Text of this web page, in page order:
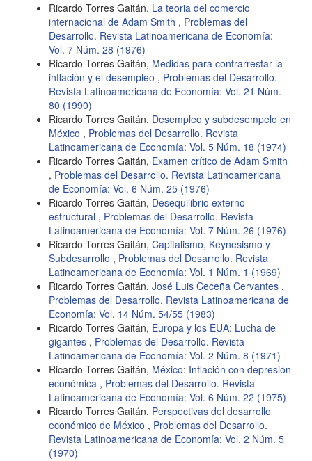
Ricardo Torres Gaitán, La teoria del comercio
internacional de Adam Smith , Problemas del
Desarrollo. Revista Latinoamericana de Economía:
Vol. 7 Núm. 28 (1976)
Ricardo Torres Gaitán, Medidas para contrarrestar la
inflación y el desempleo , Problemas del Desarrollo.
Revista Latinoamericana de Economía: Vol. 21 Núm.
80 (1990)
Ricardo Torres Gaitán, Desempleo y subdesempelo en
México , Problemas del Desarrollo. Revista
Latinoamericana de Economía: Vol. 5 Núm. 18 (1974)
Ricardo Torres Gaitán, Examen crítico de Adam Smith
, Problemas del Desarrollo. Revista Latinoamericana
de Economía: Vol. 6 Núm. 25 (1976)
Ricardo Torres Gaitán, Desequilibrio externo
estructural , Problemas del Desarrollo. Revista
Latinoamericana de Economía: Vol. 7 Núm. 26 (1976)
Ricardo Torres Gaitán, Capitalismo, Keynesismo y
Subdesarrollo , Problemas del Desarrollo. Revista
Latinoamericana de Economía: Vol. 1 Núm. 1 (1969)
Ricardo Torres Gaitán, José Luis Ceceña Cervantes ,
Problemas del Desarrollo. Revista Latinoamericana de
Economía: Vol. 14 Núm. 54/55 (1983)
Ricardo Torres Gaitán, Europa y los EUA: Lucha de
gigantes , Problemas del Desarrollo. Revista
Latinoamericana de Economía: Vol. 2 Núm. 8 (1971)
Ricardo Torres Gaitán, México: Inflación con depresión
económica , Problemas del Desarrollo. Revista
Latinoamericana de Economía: Vol. 6 Núm. 22 (1975)
Ricardo Torres Gaitán, Perspectivas del desarrollo
económico de México , Problemas del Desarrollo.
Revista Latinoamericana de Economía: Vol. 2 Núm. 5
(1970)